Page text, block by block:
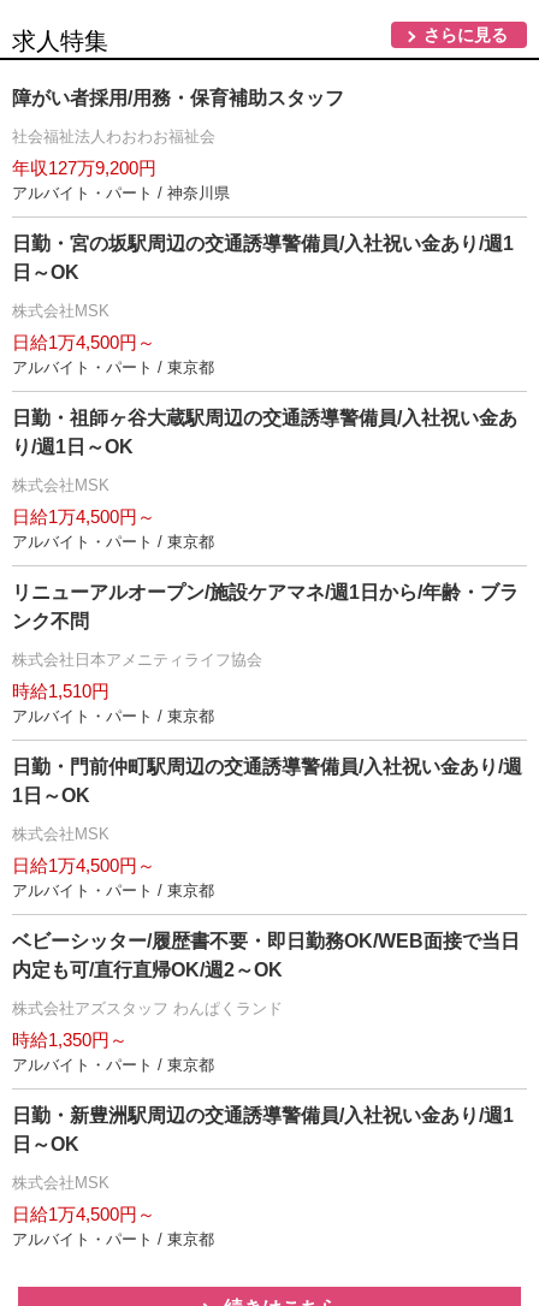
求人特集 さらに見る
障がい者採用/用務・保育補助スタッフ
社会福祉法人わおわお福祉会
年収127万9,200円
アルバイト・パート / 神奈川県
日勤・宮の坂駅周辺の交通誘導警備員/入社祝い金あり/週1
日～OK
株式会社MSK
日給1万4,500円～
アルバイト・パート / 東京都
日勤・祖師ヶ谷大蔵駅周辺の交通誘導警備員/入社祝い金あ
り/週1日～OK
株式会社MSK
日給1万4,500円～
アルバイト・パート / 東京都
リニューアルオープン/施設ケアマネ/週1日から/年齢・ブラ
ンク不問
株式会社日本アメニティライフ協会
時給1,510円
アルバイト・パート / 東京都
日勤・門前仲町駅周辺の交通誘導警備員/入社祝い金あり/週
1日～OK
株式会社MSK
日給1万4,500円～
アルバイト・パート / 東京都
ベビーシッター/履歴書不要・即日勤務OK/WEB面接で当日
内定も可/直行直帰OK/週2～OK
株式会社アズスタッフ わんぱくランド
時給1,350円～
アルバイト・パート / 東京都
日勤・新豊洲駅周辺の交通誘導警備員/入社祝い金あり/週1
日～OK
株式会社MSK
日給1万4,500円～
アルバイト・パート / 東京都